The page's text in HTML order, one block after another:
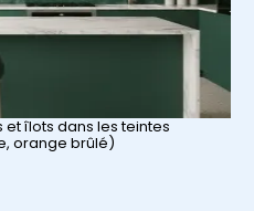
îlots dans les teintes
orange brûlé)